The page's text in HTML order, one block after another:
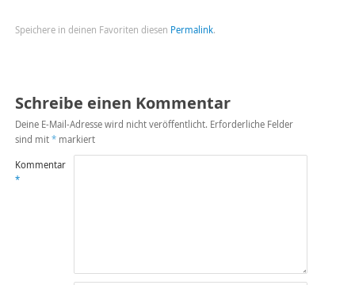
Speichere in deinen Favoriten diesen Permalink.
Schreibe einen Kommentar
Deine E-Mail-Adresse wird nicht veröffentlicht. Erforderliche Felder
sind mit *markiert
Kommentar
*